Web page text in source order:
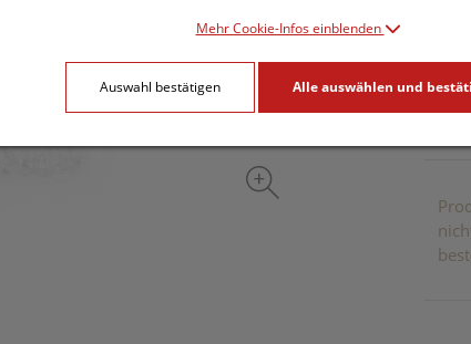
Mehr Cookie-Infos einblenden
Auswahl bestätigen Alle auswählen und